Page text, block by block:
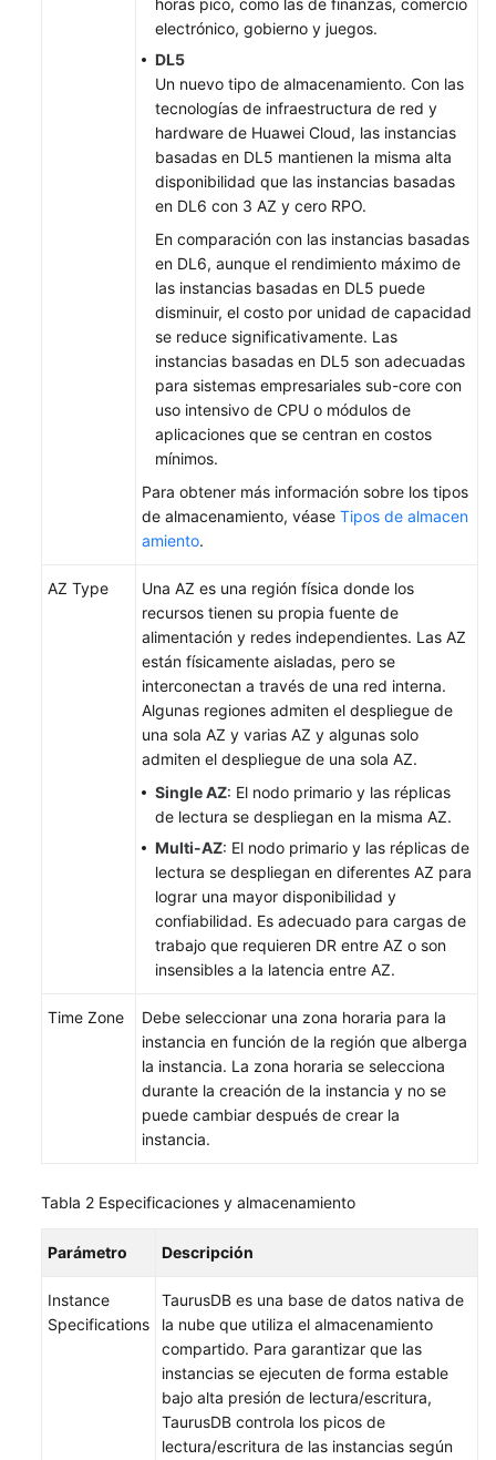
Clústeres
RegionlessDB
Gestión
Referencia
la
Preguntas
horas pico, como las de finanzas, comercio
electrónico, gobierno y juegos.
DL5
Un nuevo tipo de almacenamiento. Con las
tecnologías de infraestructura de red y
hardware de Huawei Cloud, las instancias
basadas en DL5 mantienen la misma alta
disponibilidad que las instancias basadas
en DL6 con 3 AZ y cero RPO.
En comparación con las instancias basadas
en DL6, aunque el rendimiento máximo de
las instancias basadas en DL5 puede
disminuir, el costo por unidad de capacidad
se reduce significativamente. Las
instancias basadas en DL5 son adecuadas
para sistemas empresariales sub-core con
uso intensivo de CPU o módulos de
aplicaciones que se centran en costos
mínimos.
Para obtener más información sobre los tipos
de almacenamiento, véase Tipos de almacen
amiento.
AZ Type
Una AZ es una región física donde los
recursos tienen su propia fuente de
alimentación y redes independientes. Las AZ
están físicamente aisladas, pero se
interconectan a través de una red interna.
Algunas regiones admiten el despliegue de
una sola AZ y varias AZ y algunas solo
admiten el despliegue de una sola AZ.
Single AZ: El nodo primario y las réplicas
de lectura se despliegan en la misma AZ.
Multi-AZ: El nodo primario y las réplicas de
lectura se despliegan en diferentes AZ para
lograr una mayor disponibilidad y
confiabilidad. Es adecuado para cargas de
trabajo que requieren DR entre AZ o son
insensibles a la latencia entre AZ.
Time Zone
Debe seleccionar una zona horaria para la
instancia en función de la región que alberga
la instancia. La zona horaria se selecciona
durante la creación de la instancia y no se
puede cambiar después de crear la
instancia.
Tabla 2 Especificaciones y almacenamiento
Parámetro Descripción
Instance
Specifications
TaurusDB es una base de datos nativa de
la nube que utiliza el almacenamiento
compartido. Para garantizar que las
instancias se ejecuten de forma estable
bajo alta presión de lectura/escritura,
TaurusDB controla los picos de
lectura/escritura de las instancias según